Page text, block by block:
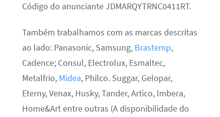
Código do anunciante JDMARQYTRNC0411RT.
Também trabalhamos com as marcas descritas
ao lado: Panasonic, Samsung, Brastemp,
Cadence; Consul, Electrolux, Esmaltec,
Metalfrio, Midea, Philco. Suggar, Gelopar,
Eterny, Venax, Husky, Tander, Artico, Imbera,
Home&Art entre outras (A disponibilidade do